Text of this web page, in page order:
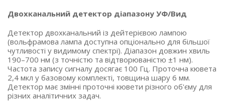
Двохканальний детектор діапазону УФ/Вид
Детектор двохканальний із дейтерієвою лампою
(вольфрамова лампа доступна опціонально для більшої
чутливості у видимому спектрі). Діапазон довжин хвиль
190–700 нм (з точністю та відтворюваністю ±1 нм).
Частота запису сигналу досягає 100 Гц. Проточна кювета
2,4 мкл у базовому комплекті, товщина шару 6 мм.
Детектор має змінні проточні кювети різного об'єму для
різних аналітичних задач.